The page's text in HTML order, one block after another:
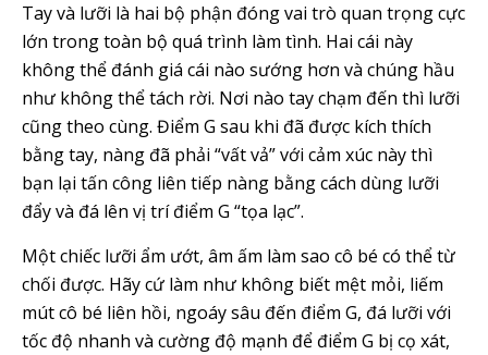
Tay và lưỡi là hai bộ phận đóng vai trò quan trọng cực
lớn trong toàn bộ quá trình làm tình. Hai cái này
không thể đánh giá cái nào sướng hơn và chúng hầu
như không thể tách rời. Nơi nào tay chạm đến thì lưỡi
cũng theo cùng. Điểm G sau khi đã được kích thích
bằng tay, nàng đã phải “vất vả” với cảm xúc này thì
bạn lại tấn công liên tiếp nàng bằng cách dùng lưỡi
đẩy và đá lên vị trí điểm G “tọa lạc”.
Một chiếc lưỡi ẩm ướt, âm ấm làm sao cô bé có thể từ
chối được. Hãy cứ làm như không biết mệt mỏi, liếm
mút cô bé liên hồi, ngoáy sâu đến điểm G, đá lưỡi với
tốc độ nhanh và cường độ mạnh để điểm G bị cọ xát,